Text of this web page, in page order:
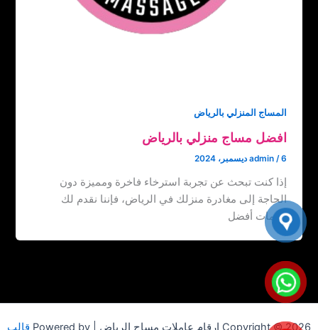
المساج المنزلي بالرياض
افضل مساج منزلي بالرياض
admin /6 ديسمبر، 2024
إذا كنت تبحث عن تجربة استرخاء فاخرة ومميزة دون
الحاجة إلى مغادرة منزلك في الرياض، فإننا نقدم لك
خدمات أفضل
Copyright © 2026 ارقام عاملات مساج الرياض | Powered by قالب